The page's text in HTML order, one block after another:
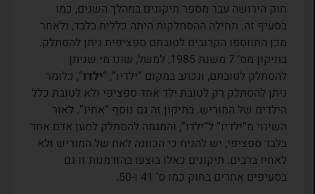
חוק הירושה עבר מספר תיקונים במהלך השנים, כמו
בסעיף זה. תחילה ההסתלקות היתה כללית בלבד, ולאחר
מכן התווספו הקרובים לטובתם ספציפית ניתן להסתלק.
בתיקון מס’ 7 משנת 1985, למשל, שונו מי שניתן
להסתלק לטובתם, ונכתב במקום “ילדיו”, “ילדו“, כלומר
ניתן להסתלק רק לטובת ילד אחד ספציפי ולא לטובת כלל
הילדים של המוריש. בתיקון זה גם נוסף “אחיו”. לאור
השינוי מ”ילדיו” ל”ילדו”, והמגמה להסתלק למען אדם אחד
בלבד ספציפי, יש להניח כי הכוונה לאח של המוריש ולא
לאחיו ברבים. תיקונים כאלו בוצעו בהזדמנות זו גם
בסעיפים אחרים בחוק כמו ס’ 41 ו-50.